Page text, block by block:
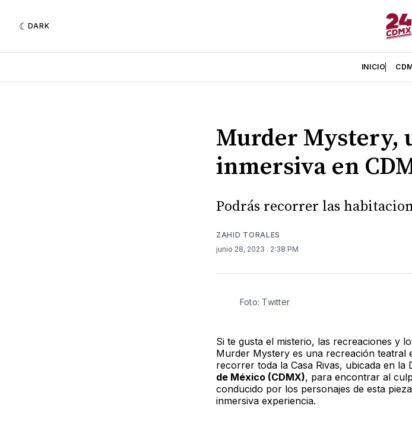
DARK
INICIO
Murder Mystery,
inmersiva en
Podrás recorrer las
ZAHID TORALES
junio 28, 2023 . 2:38 PM
Foto: Twitter
Si te gusta el misterio, las recreaciones y
Murder Mystery es una recreación teatral
recorrer toda la Casa Rivas, ubicada en la
de México (CDMX), para encontrar al
conducido por los personajes de esta
inmersiva experiencia.